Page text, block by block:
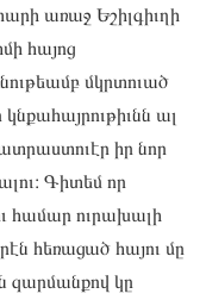
առաջ Եշիլգիւղի
հայոց
մկրտուած
ալ
իր նոր
Գիտեմ որ
համար ուրախալի
հեռացած հայու մը
զարմանքով կը